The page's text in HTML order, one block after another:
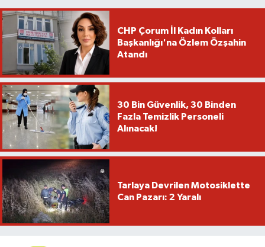
CHP Çorum İl Kadın Kolları
Başkanlığı'na Özlem Özşahin
Atandı
30 Bin Güvenlik, 30 Binden
Fazla Temizlik Personeli
Alınacak!
Tarlaya Devrilen Motosiklette
Can Pazarı: 2 Yaralı